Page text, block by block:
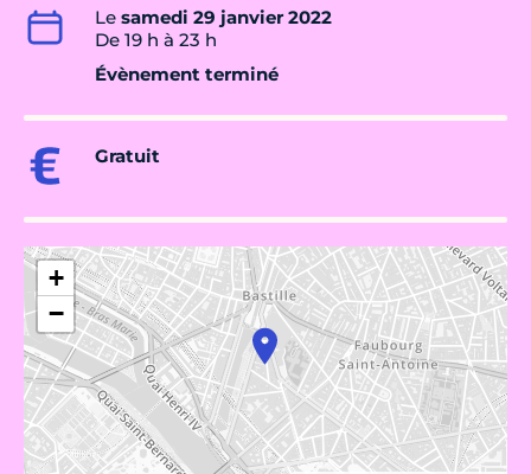
Le samedi 29 janvier 2022
De 19 h à 23 h
Évènement terminé
Gratuit
+
−